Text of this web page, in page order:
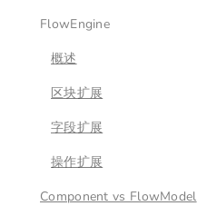
FlowEngine
概述
区块扩展
字段扩展
操作扩展
Component vs FlowModel